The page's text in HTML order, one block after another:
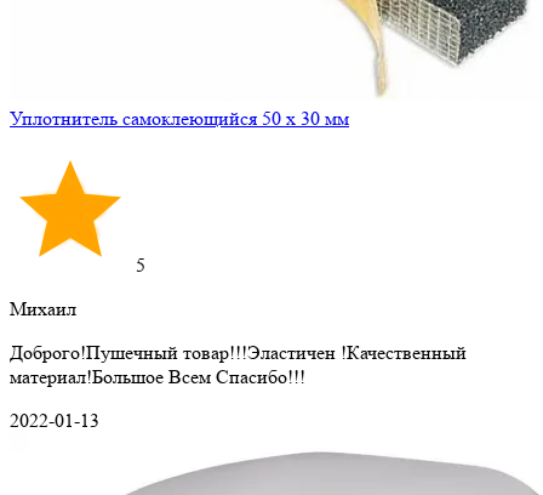
Уплотнитель самоклеющийся 50 х 30 мм
5
Михаил
Доброго!Пушечный товар!!!Эластичен !Качественный
материал!Большое Всем Спасибо!!!
2022-01-13